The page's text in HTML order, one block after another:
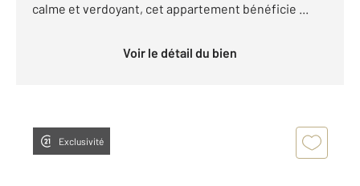
calme et verdoyant, cet appartement bénéficie ...
Voir le détail du bien
Exclusivité